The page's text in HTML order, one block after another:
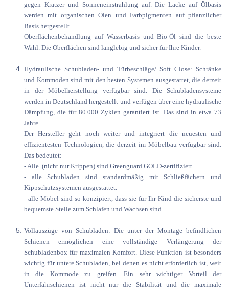
gegen Kratzer und Sonneneinstrahlung auf. Die Lacke auf Ölbasis
werden mit organischen Ölen und Farbpigmenten auf pflanzlicher
Basis hergestellt.
Oberflächenbehandlung auf Wasserbasis und Bio-Öl sind die beste
Wahl. Die Oberflächen sind langlebig und sicher für Ihre Kinder.
Hydraulische Schubladen- und Türbeschläge/ Soft Close: Schränke
und Kommoden sind mit den besten Systemen ausgestattet, die derzeit
in der Möbelherstellung verfügbar sind. Die Schubladensysteme
werden in Deutschland hergestellt und verfügen über eine hydraulische
Dämpfung, die für 80.000 Zyklen garantiert ist. Das sind in etwa 73
Jahre.
Der Hersteller geht noch weiter und integriert die neuesten und
effizientesten Technologien, die derzeit im Möbelbau verfügbar sind.
Das bedeutet:
- Alle (nicht nur Krippen) sind Greenguard GOLD-zertifiziert
- alle Schubladen sind standardmäßig mit Schließfächern und
Kippschutzsystemen ausgestattet.
- alle Möbel sind so konzipiert, dass sie für Ihr Kind die sicherste und
bequemste Stelle zum Schlafen und Wachsen sind.
Vollauszüge von Schubladen: Die unter der Montage befindlichen
Schienen ermöglichen eine vollständige Verlängerung der
Schubladenbox für maximalen Komfort. Diese Funktion ist besonders
wichtig für untere Schubladen, bei denen es nicht erforderlich ist, weit
in die Kommode zu greifen. Ein sehr wichtiger Vorteil der
Unterfahrschienen ist nicht nur die Stabilität und die maximale